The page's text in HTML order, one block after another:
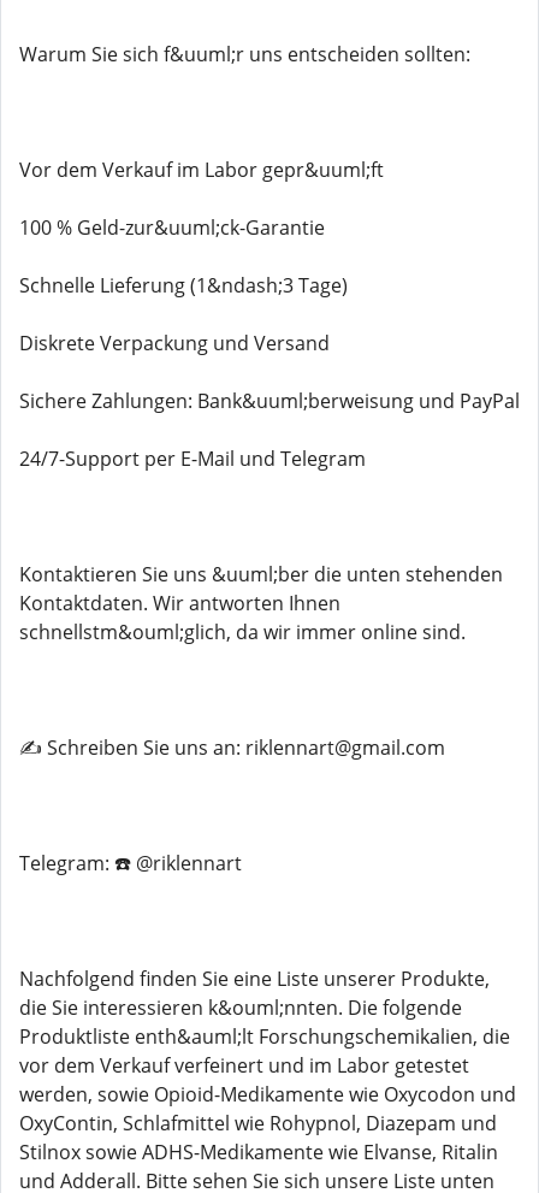
Warum Sie sich f&uuml;r uns entscheiden sollten:
Vor dem Verkauf im Labor gepr&uuml;ft
100 % Geld-zur&uuml;ck-Garantie
Schnelle Lieferung (1&ndash;3 Tage)
Diskrete Verpackung und Versand
Sichere Zahlungen: Bank&uuml;berweisung und PayPal
24/7-Support per E-Mail und Telegram
Kontaktieren Sie uns &uuml;ber die unten stehenden
Kontaktdaten. Wir antworten Ihnen
schnellstm&ouml;glich, da wir immer online sind.
✍️ Schreiben Sie uns an: riklennart@gmail.com
Telegram: ☎️ @riklennart
Nachfolgend finden Sie eine Liste unserer Produkte,
die Sie interessieren k&ouml;nnten. Die folgende
Produktliste enth&auml;lt Forschungschemikalien, die
vor dem Verkauf verfeinert und im Labor getestet
werden, sowie Opioid-Medikamente wie Oxycodon und
OxyContin, Schlafmittel wie Rohypnol, Diazepam und
Stilnox sowie ADHS-Medikamente wie Elvanse, Ritalin
und Adderall. Bitte sehen Sie sich unsere Liste unten